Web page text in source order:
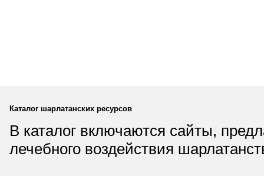
Каталог шарлатанских ресурсов
В каталог включаются сайты,
лечебного воздействия